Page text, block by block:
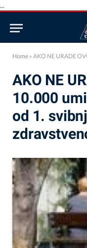
...
Home » AKO NE URADE OVO Oko
AKO NE
10.000
od 1.